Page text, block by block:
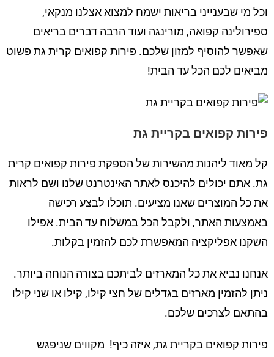
וכל מי שבענייני בריאות ישמח למצוא אצלנו מנקאי,
ספירולינה קפואה, מורינגה ועוד הרבה דברים בריאים
שאפשר להוסיף למזון שלכם. פירות קפואים קרית גת פשוט
מביאים לכם הכל עד הבית!
פירות קפואים בקריית גת
קל מאוד ליהנות מהשירות של הספקת פירות קפואים קרית
גת. אתם יכולים להיכנס לאתר האינטרנט שלנו ושם לראות
את כל המוצרים שאנו מציעים. תוכלו לבצע רכישה
באמצעות האתר, ולקבל הכל במשלוח עד הבית. אפילו
השקנו אפליקציה המאפשרת לכם להזמין בקלות.
אנחנו נביא את כל המארזים לביתכם בצורה הנוחה ביותר.
ניתן להזמין מארזים בגדלים של חצי קילו, קילו או שני קילו
בהתאם לצרכים שלכם.
פירות קפואים בקריית גת, איזה כיף! מקווים שניפגש